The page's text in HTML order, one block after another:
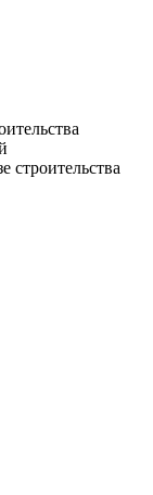
строительства